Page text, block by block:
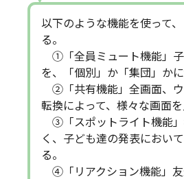
以下のような機能を使って
る。
①「全員ミュート機能」
を、「個別」か「集団」かに
➁「共有機能」全画面、ウ
転換によって、様々な画面を
③「スポットライト機能
く、子ども達の発表におい
る。
④「リアクション機能」友